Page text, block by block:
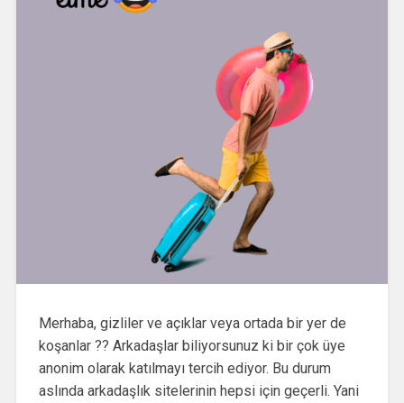
Merhaba, gizliler ve açıklar veya ortada bir yer de
koşanlar ?? Arkadaşlar biliyorsunuz ki bir çok üye
anonim olarak katılmayı tercih ediyor. Bu durum
aslında arkadaşlık sitelerinin hepsi için geçerli. Yani